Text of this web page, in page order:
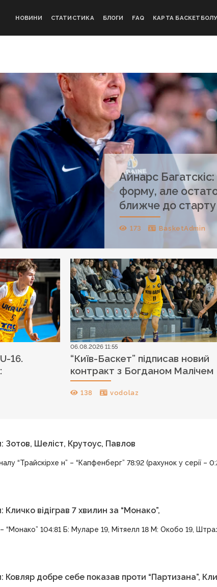
НОВИНИ СТАТИСТИКА БЛОГИ FAQ КАРТА БАСКЕТБОЛУ
Айнарс
форму, але
ближче до старту
173 BasketAdmin
16.
06.08.2026 11:55
“Київ-Баскет” підписав новий
контракт з Богданом Малічем
138 vodolaz
Зотов, Шеліст, Крутоус, Павлов
“Трайскірхе н” – “Капфенберг” 78:92 (рахунок у серії –
відіграв 7 хвилин за “Монако”,
“Монако” 104:81 Б: Муларе 19, Мітяелл 18 М: Окобо 19,
Ковляр добре себе показав проти “Партизана”,